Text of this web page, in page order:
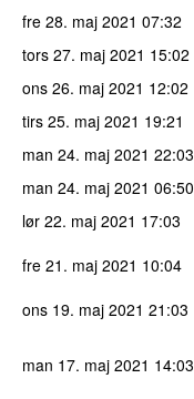
fre 28. maj 2021 07:32
tors 27. maj 2021 15:02
ons 26. maj 2021 12:02
tirs 25. maj 2021 19:21
man 24. maj 2021 22:03
man 24. maj 2021 06:50
lør 22. maj 2021 17:03
fre 21. maj 2021 10:04
ons 19. maj 2021 21:03
man 17. maj 2021 14:03